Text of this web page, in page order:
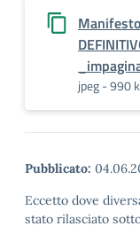
jpeg - 990
Pubblicato:
Eccetto dove
stato rilasciato